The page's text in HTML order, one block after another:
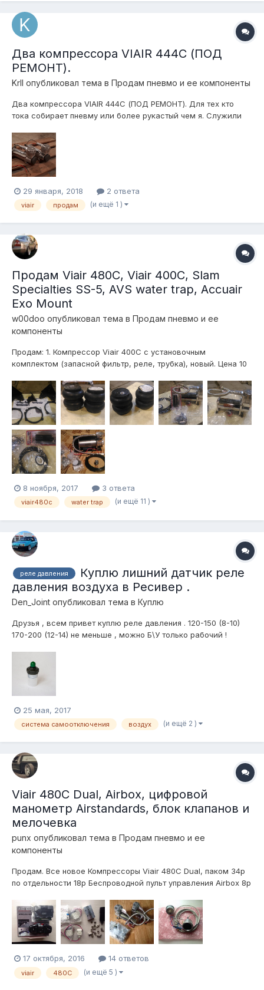
Два компрессора VIAIR 444C (ПОД
РЕМОНТ).
Krll опубликовал тема в Продам пневмо и ее компоненты
Два компрессора VIAIR 444C (ПОД РЕМОНТ). Для тех кто
тока собирает пневму или более рукастый чем я. Служили
качать. Надо делать вскрытие и смотреть что поменять. Все
запчасти можно заменить на новые, но мне некогда этим
заниматься....
29 января, 2018 2 ответа
viair продам (и ещё 1 )
Продам Viair 480C, Viair 400C, Slam
Specialties SS-5, AVS water trap, Accuair
Exo Mount
w00doo опубликовал тема в Продам пневмо и ее
компоненты
Продам: 1. Компрессор Viair 400С с установочным
комплектом (запасной фильтр, реле, трубка), новый. Цена 10
Компрессор Viair 480С с монтажной площадкой и
установочным комплектом (фильтр, реле, фитинги, трубк...
8 ноября, 2017 3 ответа
viair480c water trap (и ещё 11 )
реле давления
Куплю лишний датчик реле
давления воздуха в Ресивер .
Den_Joint опубликовал тема в Куплю
Друзья , всем привет куплю реле давления . 120-150 (8-10)
170-200 (12-14) не меньше , можно Б\У только рабочий !
25 мая, 2017
система самоотключения воздух (и ещё 2 )
Viair 480C Dual, Airbox, цифровой
манометр Airstandards, блок клапанов и
мелочевка
punx опубликовал тема в Продам пневмо и ее
компоненты
Продам. Все новое Компрессоры Viair 480C Dual, паком 34р
по отдельности 18р Беспроводной пульт управления Airbox 8р
клапанов 2 контура, клапана SMC, 3р Мелочевка в виде
фитингов и осушителя из системы Air Lift Performance 3 Все
в Екат...
17 октября, 2016 14 ответов
viair 480C (и ещё 5 )